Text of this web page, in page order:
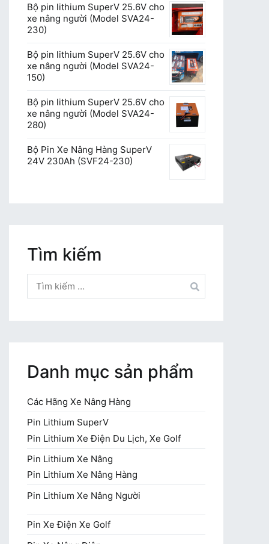
Bộ pin lithium SuperV 25.6V cho
xe nâng người (Model SVA24-
230)
Bộ pin lithium SuperV 25.6V cho
xe nâng người (Model SVA24-
150)
Bộ pin lithium SuperV 25.6V cho
xe nâng người (Model SVA24-
280)
Bộ Pin Xe Nâng Hàng SuperV
24V 230Ah (SVF24-230)
Tìm kiếm
kiếm
cho:
Danh mục sản phẩm
Các Hãng Xe Nâng Hàng
Pin Lithium SuperV
Pin Lithium Xe Điện Du Lịch, Xe Golf
Pin Lithium Xe Nâng
Pin Lithium Xe Nâng Hàng
Pin Lithium Xe Nâng Người
Pin Xe Điện Xe Golf